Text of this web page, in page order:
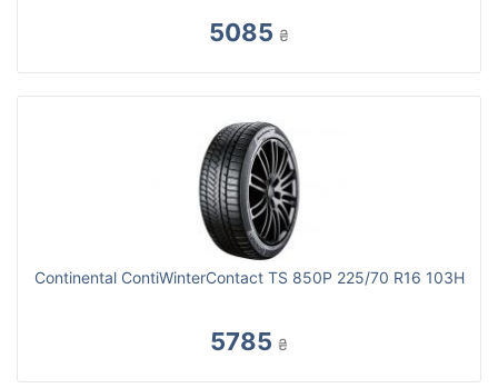
5085 ₴
Continental ContiWinterContact TS 850P 225/70 R16 103H
5785 ₴